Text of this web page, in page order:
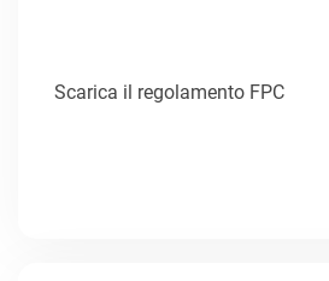
Scarica il regolamento FPC